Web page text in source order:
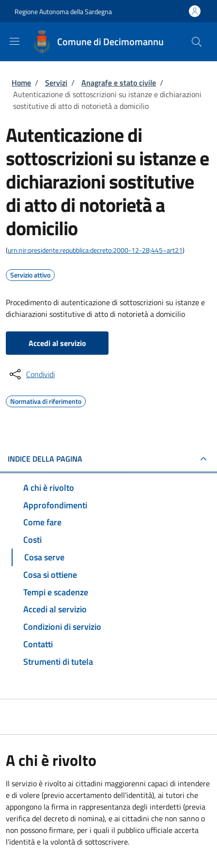
Regione Autonoma della Sardegna
Comune di Decimomannu
Briciole di pane
Home / Servizi / Anagrafe e stato civile /
Autenticazione di sottoscrizioni su istanze e dichiarazioni
sostitutive di atto di notorietà a domicilio
Autenticazione di
sottoscrizioni su istanze e
dichiarazioni sostitutive
di atto di notorietà a
domicilio
(urn:nir:presidente.repubblica:decreto:2000-12-28;445~art21)
Servizio attivo
Procedimento di autenticazione di sottoscrizioni su istanze e
dichiarazioni sostitutive di atto di notorietà a domicilio
Accedi al servizio
Condividi
Normativa di riferimento
INDICE DELLA PAGINA
A chi è rivolto
Approfondimenti
Come fare
Costi
Cosa serve
Cosa si ottiene
Tempi e scadenze
Accedi al servizio
Condizioni di servizio
Contatti
Strumenti di tutela
A chi è rivolto
Il servizio è rivolto ai cittadini maggiorenni capaci di intendere
e di volere (previo accertamento dell'identità), ai tutori che
appongono la firma in rappresentanza degli interdetti (previa
verifica del decreto di nomina), e ai cittadini che non sanno o
non possono firmare, per i quali il pubblico ufficiale accerta
l'identità e la volontà di sottoscrivere.